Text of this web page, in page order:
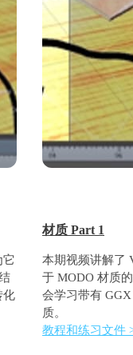
它
化
材质 Part 1
本期视频讲解了
于 MODO 材质
会学习带有
质。
教程和练习文件